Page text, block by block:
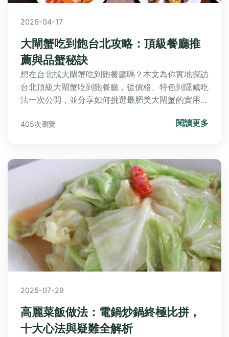
2026-04-17
大閘蟹吃到飽台北攻略：頂級餐廳推
薦與品蟹秘訣
想在台北找大閘蟹吃到飽餐廳嗎？本文為你實地探訪
台北頂級大閘蟹吃到飽餐廳，從價格、特色到隱藏吃
法一次公開，並分享如何挑選最肥美大閘蟹的實用技
405次瀏覽 閱讀更多
2025-07-29
高麗菜飯做法：電鍋炒鍋終極比拼，
十大心法與疑難全解析